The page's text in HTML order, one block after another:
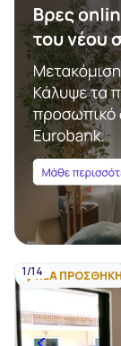
ΝΕΑ ΠΡΟΣΘΗΚΗ
1/14